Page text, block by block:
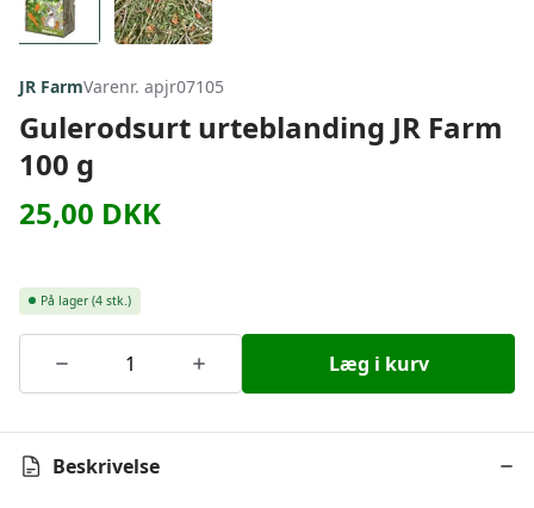
JR FarmVarenr. apjr07105
Gulerodsurt urteblanding JR Farm
100 g
25,00 DKK
På lager (4 stk.)
Læg i kurv
Beskrivelse